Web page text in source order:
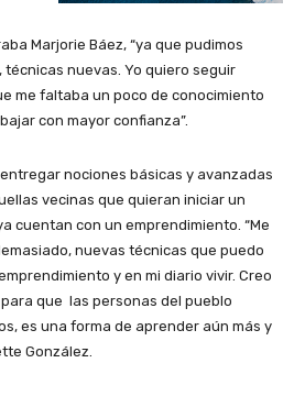
Marjorie Báez, “ya que pudimos
nuevas. Yo quiero seguir
me faltaba un poco de conocimiento
con mayor confianza”.
nociones básicas y avanzadas
vecinas que quieran iniciar un
cuentan con un emprendimiento. “Me
nuevas técnicas que puedo
y en mi diario vivir. Creo
que las personas del pueblo
es una forma de aprender aún más y
González.